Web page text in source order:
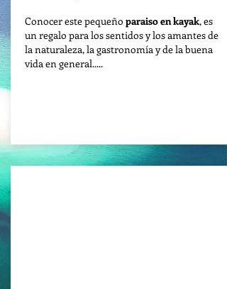
Conocer este pequeño paraiso en kayak, es
un regalo para los sentidos y los amantes de
la naturaleza, la gastronomía y de la buena
vida en general.....